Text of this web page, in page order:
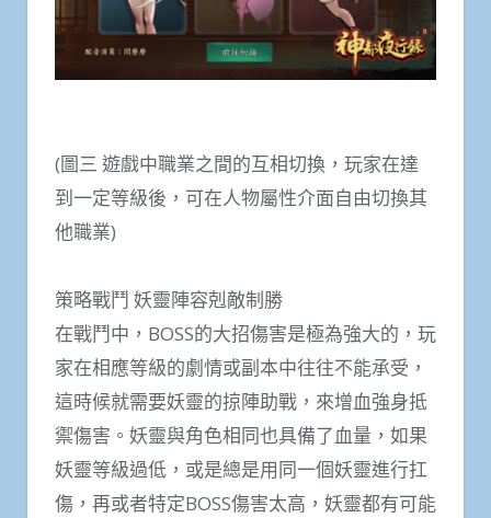
(圖三 遊戲中職業之間的互相切換，玩家在達
到一定等級後，可在人物屬性介面自由切換其
他職業)
策略戰鬥 妖靈陣容剋敵制勝
在戰鬥中，BOSS的大招傷害是極為強大的，玩
家在相應等級的劇情或副本中往往不能承受，
這時候就需要妖靈的掠陣助戰，來增血強身抵
禦傷害。妖靈與角色相同也具備了血量，如果
妖靈等級過低，或是總是用同一個妖靈進行扛
傷，再或者特定BOSS傷害太高，妖靈都有可能